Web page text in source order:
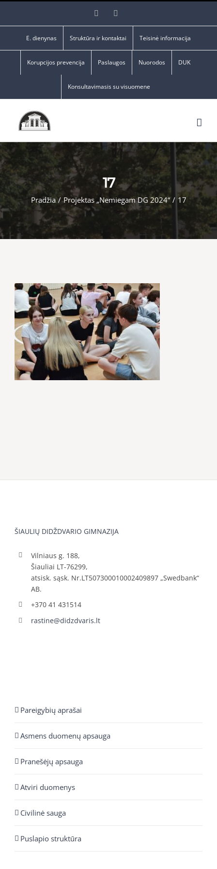
Facebook
E. dienynas Struktūra ir kontaktai Teisinė informacija
Korupcijos prevencija Paslaugos Nuorodos DUK
Konsultavimasis su visuomene
17
Pradžia / Projektas „Nemiegam DG 2024“ / 17
ŠIAULIŲ DIDŽDVARIO GIMNAZIJA
Vilniaus g. 188,
Šiauliai LT-76299,
atsisk. sąsk. Nr.LT507300010002409897 „Swedbank“
AB.
+370 41 431514
rastine@didzdvaris.lt
Pareigybių aprašai
Asmens duomenų apsauga
Pranešėjų apsauga
Atviri duomenys
Civilinė sauga
Puslapio struktūra